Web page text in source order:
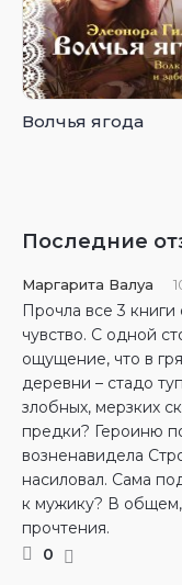
Волчья ягода
Последние
Маргарита Валуа
Прочла все 3 книги
чувство. С одной
ощущение, что в
деревни – стадо
злобных, мерзких
предки? Героиню
возненавидела
насиловал. Сама
к мужику? В
прочтения.
0